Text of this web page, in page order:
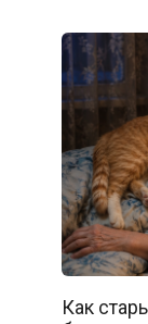
Как